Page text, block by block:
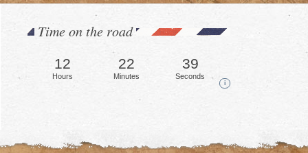
Time on the road
12
Hours
22
Minutes
42
Seconds
i